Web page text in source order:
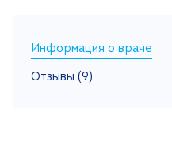
Информация о враче
Отзывы (9)